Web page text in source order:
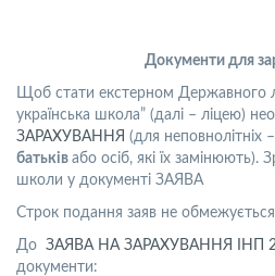
Документи для
Щоб стати екстерном Державного
українська школа” (далі – ліцею)
ЗАРАХУВАННЯ (для неповнолітніх
батьків або осіб, які їх замінюють).
школи у документі ЗАЯВА
Строк подання заяв не обмежується
До ЗАЯВА НА ЗАРАХУВАННЯ ІНП
документи: